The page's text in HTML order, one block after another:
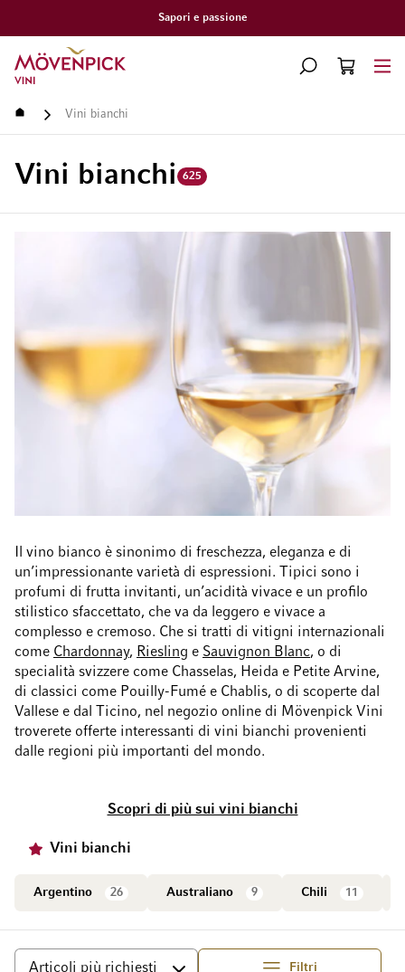
Sapori e passione
Vai alla Home Page
CERCA CARTMinicart
Home Vini bianchi
Vini bianchi 625
Il vino bianco è sinonimo di freschezza, eleganza e di
un’impressionante varietà di espressioni. Tipici sono i
profumi di frutta invitanti, un’acidità vivace e un profilo
stilistico sfaccettato, che va da leggero e vivace a
complesso e cremoso. Che si tratti di vitigni internazionali
come Chardonnay, Riesling e Sauvignon Blanc, o di
specialità svizzere come Chasselas, Heida e Petite Arvine,
di classici come Pouilly-Fumé e Chablis, o di scoperte dal
Vallese e dal Ticino, nel negozio online di Mövenpick Vini
troverete offerte interessanti di vini bianchi provenienti
dalle regioni più importanti del mondo.
Scopri di più sui vini bianchi
Vini bianchi
Argentino 26 Australiano 9 Chili 11
Filtri